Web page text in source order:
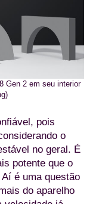
Gen 2 em seu interior
pois
o
no geral. É
potente que o
é uma questão
do aparelho